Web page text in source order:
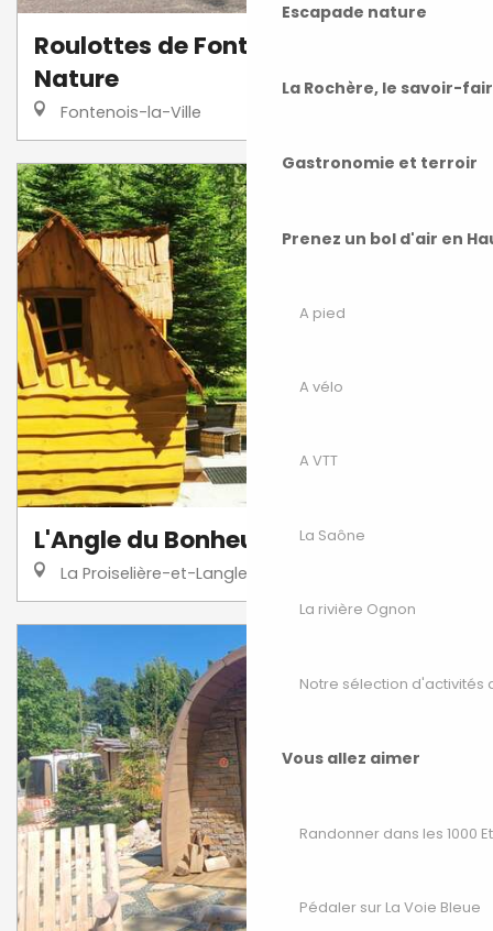
Escapade nature
La Rochère, le savoir-
Gastronomie et terroir
Prenez un bol d'air en
A pied
A vélo
A VTT
La Saône
La rivière Ognon
Notre sélection d'activités
Vous allez aimer
Randonner dans les 1000
Pédaler sur La Voie Bleue
Roulottes de Fontenois / Roulez
Nature
Fontenois-la-Ville
L'Angle du Bonheur - Cabane Duo
La Proiselière-et-Langle